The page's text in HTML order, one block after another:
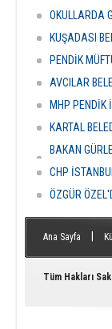
OKULLARDA
KUŞADASI
PENDİK
AVCILAR
MHP PENDİK
KARTAL
BAKAN
CHP
ÖZGÜR
Ana Sayfa
Tüm Hakları